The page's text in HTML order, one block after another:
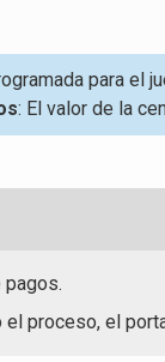
para el
: El valor de la
proceso, el